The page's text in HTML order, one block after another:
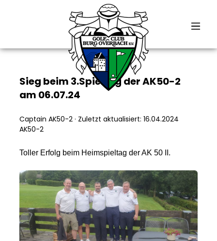
Sieg beim 3.Spieltag der AK50-2
am 06.07.24
Captain AK50-2 · Zuletzt aktualisiert: 16.04.2024
AK50-2
Toller Erfolg beim Heimspieltag der AK 50 II.